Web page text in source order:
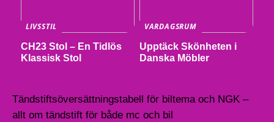
LIVSSTIL
CH23 Stol – En Tidlös
Klassisk Stol
VARDAGSRUM
Upptäck Skönheten i
Danska Möbler
Tändstiftsöversättningstabell för biltema och NGK –
allt om tändstift för både mc och bil